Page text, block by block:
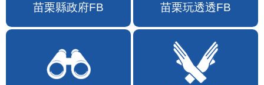
苗栗縣政府FB 苗栗玩透透FB